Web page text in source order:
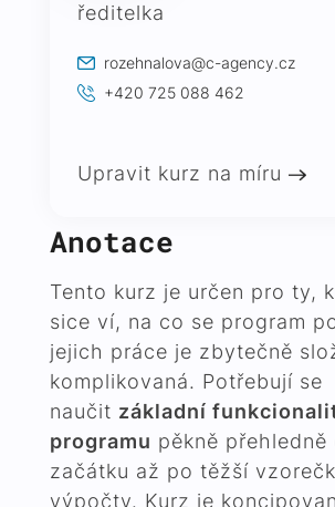
Anotace
Tento kurz je určen pro ty,
sice ví, na co se program
jejich práce je zbytečně
komplikovaná. Potřebují se
naučit základní
programu pěkně přehledně
začátku až po těžší
výpočty. Kurz je
ředitelka
rozehnalova@c-agency.cz
+420 725 088 462
Upravit kurz na míru